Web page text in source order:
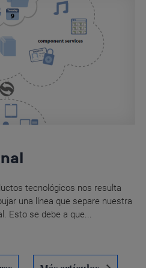
tecnológicos nos resulta
una línea que separe nuestra
Esto se debe a que...